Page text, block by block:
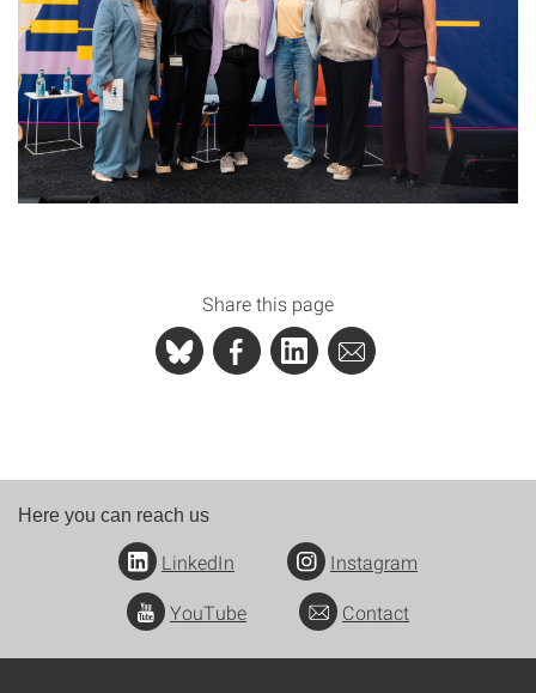
Share this page
Here you can reach us
LinkedIn
Instagram
YouTube
Contact